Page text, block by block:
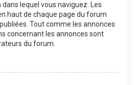
lequel vous naviguez. Les
haut de chaque page du forum
Tout comme les annonces
concernant les annonces sont
du forum.